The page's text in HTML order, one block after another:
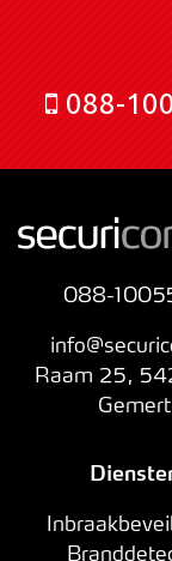
088-
088-
Raam 25,
Gemert